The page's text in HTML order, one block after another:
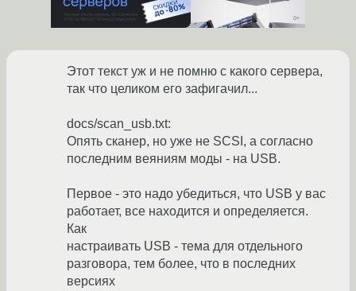
Этот текст уж и не помню с какого сервера,
так что целиком его зафигачил...
docs/scan_usb.txt:
Опять сканер, но уже не SCSI, а согласно
последним веяниям моды - на USB.
Первое - это надо убедиться, что USB у вас
работает, все находится и определяется.
Как
настраивать USB - тема для отдельного
разговора, тем более, что в последних
версиях